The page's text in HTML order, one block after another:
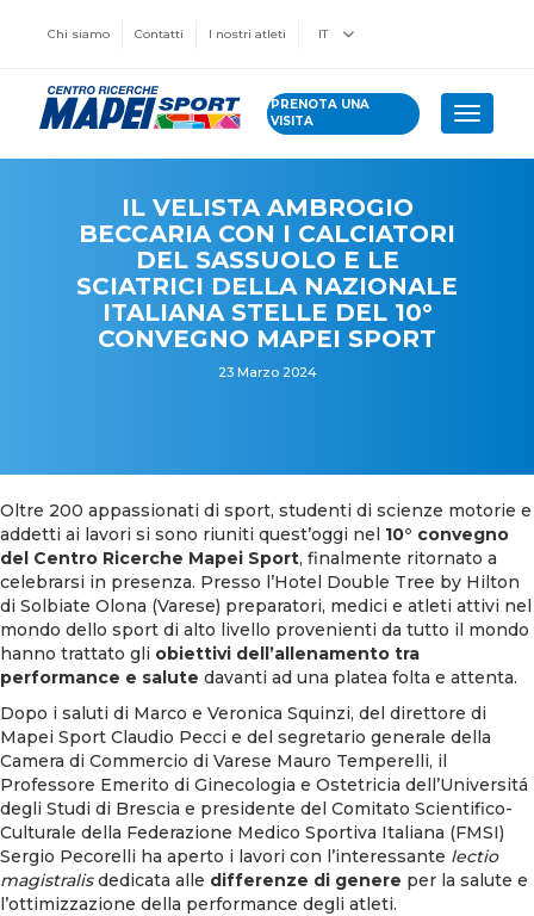
Chi siamo Contatti I nostri atleti IT
PRENOTA UNA
VISITA
Toggle
IL VELISTA AMBROGIO
BECCARIA CON I CALCIATORI
DEL SASSUOLO E LE
SCIATRICI DELLA NAZIONALE
ITALIANA STELLE DEL 10°
CONVEGNO MAPEI SPORT
23 Marzo 2024
Oltre 200 appassionati di sport, studenti di scienze motorie e
addetti ai lavori si sono riuniti quest’oggi nel 10° convegno
del Centro Ricerche Mapei Sport, finalmente ritornato a
celebrarsi in presenza. Presso l’Hotel Double Tree by Hilton
di Solbiate Olona (Varese) preparatori, medici e atleti attivi nel
mondo dello sport di alto livello provenienti da tutto il mondo
hanno trattato gli obiettivi dell’allenamento tra
performance e salute davanti ad una platea folta e attenta.
Dopo i saluti di Marco e Veronica Squinzi, del direttore di
Mapei Sport Claudio Pecci e del segretario generale della
Camera di Commercio di Varese Mauro Temperelli, il
Professore Emerito di Ginecologia e Ostetricia dell’Universitá
degli Studi di Brescia e presidente del Comitato Scientifico-
Culturale della Federazione Medico Sportiva Italiana (FMSI)
Sergio Pecorelli ha aperto i lavori con l’interessante lectio
magistralisdedicata alle differenze di genere per la salute e
l’ottimizzazione della performance degli atleti.